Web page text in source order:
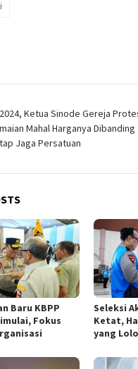
Ketua Sinode Gereja
Mahal Harganya Dibanding
Jaga Persatuan
Baru KBPP
Fokus
Seleksi
Ketat,
yang